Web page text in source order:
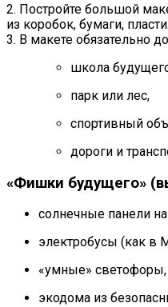
2. Постройте большой
из коробок, бумаги,
3. В макете обязательно
школа
парк или лес,
спортивный
дороги и
«Фишки будущего»
солнечные панели
электробусы (как в
«умные» светофоры,
экодома из